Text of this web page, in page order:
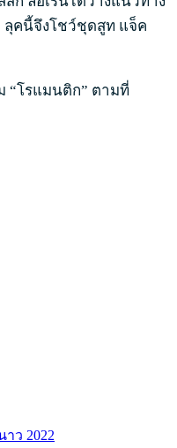
ลุคนี้จึงโชว์ชุดสูท แจ็ค
“โรแมนติก” ตามที่
ว 2022